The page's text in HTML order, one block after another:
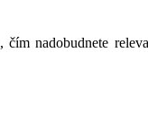
, čím nadobudnete